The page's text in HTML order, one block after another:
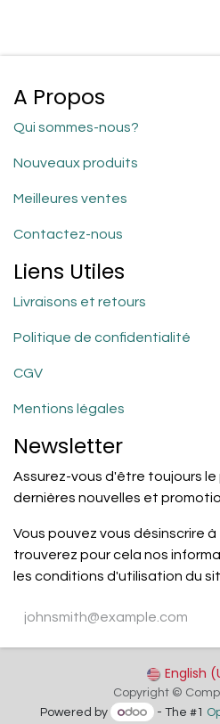
A Propos
Qui sommes-nous?
Nouveaux produits
Meilleures ventes
Contactez-nous
Liens Utiles
Livraisons et retours
Politique de confidentialité
CGV
Mentions légales
Newsletter
Assurez-vous d'être toujours le
dernières nouvelles et
Vous pouvez vous désinscrire
trouverez pour cela nos
les conditions d'utilisation du
Copyright ©
English
Powered by - The #1